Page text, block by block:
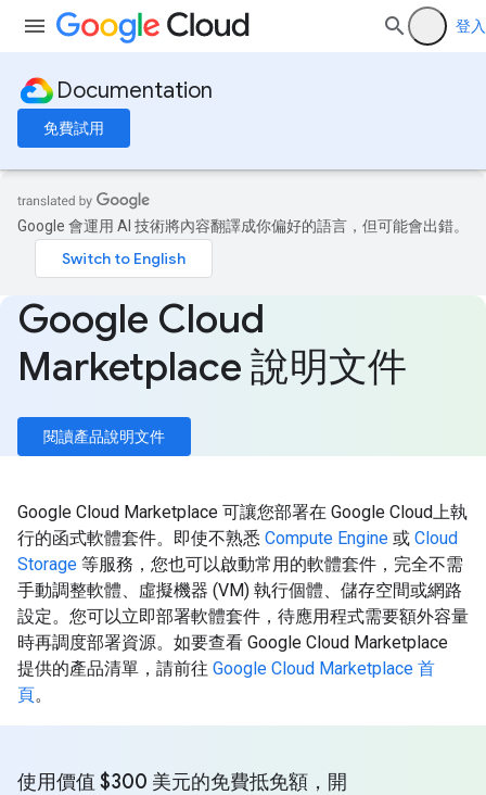
登入
Documentation
免費試用
Google 會運用 AI 技術將內容翻譯成你偏好的語言，但可能會出錯。
Google Cloud
Marketplace 說明文件
閱讀產品說明文件
Google Cloud Marketplace 可讓您部署在 Google Cloud上執
行的函式軟體套件。即使不熟悉 Compute Engine 或 Cloud
Storage 等服務，您也可以啟動常用的軟體套件，完全不需
手動調整軟體、虛擬機器 (VM) 執行個體、儲存空間或網路
設定。您可以立即部署軟體套件，待應用程式需要額外容量
時再調度部署資源。如要查看 Google Cloud Marketplace
提供的產品清單，請前往 Google Cloud Marketplace 首
頁。
使用價值 $300 美元的免費抵免額，開